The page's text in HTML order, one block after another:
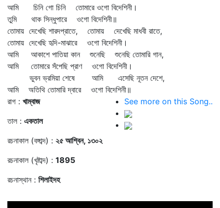
আমি চিনি গো চিনি তোমারে ওগো বিদেশিনী।
তুমি থাক সিন্ধুপারে ওগো বিদেশিনী॥
তোমায় দেখেছি শারদপ্রাতে, তোমায় দেখেছি মাধবী রাতে,
তোমায় দেখেছি হৃদি-মাঝারে ওগো বিদেশিনী।
আমি আকাশে পাতিয়া কান শুনেছি শুনেছি তোমারি গান,
আমি তোমারে সঁপেছি প্রাণ ওগো বিদেশিনী।
ভুবন ভ্রমিয়া শেষে আমি এসেছি নূতন দেশে,
আমি অতিথি তোমারি দ্বারে ওগো বিদেশিনী॥
রাগ : খাম্বাজ
তাল : একতাল
রচনাকাল (বঙ্গাব্দ) : ২৫ আশ্বিন, ১৩০২
রচনাকাল (খৃষ্টাব্দ) : 1895
রচনাস্থান : শিলাইদহ
See more on this Song..